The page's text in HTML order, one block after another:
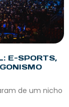
E-SPORTS,
de um nicho